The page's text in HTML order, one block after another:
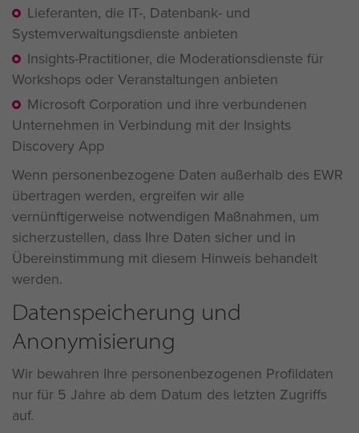
Lieferanten, die IT-, Datenbank- und
Systemverwaltungsdienste anbieten
Insights-Practitioner, die Moderationsdienste für
Workshops oder Veranstaltungen anbieten
Microsoft Corporation und ihre verbundenen
Unternehmen in Verbindung mit der Insights
Discovery App
Wenn personenbezogene Daten außerhalb des EWR
übertragen werden, ergreifen wir alle
vernünftigerweise notwendigen Maßnahmen, um
sicherzustellen, dass Ihre Daten sicher und in
Übereinstimmung mit diesem Hinweis behandelt
werden.
Datenspeicherung und
Anonymisierung
Wir bewahren Ihre personenbezogenen Profildaten
nur für 5 Jahre ab dem Datum des letzten Zugriffs
auf.